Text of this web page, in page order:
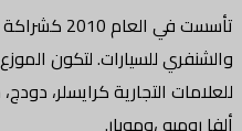
تأسست في
والشنفري للسيارات. لتكون
للعلامات التجارية كرايسلر،
ألفا روميو ،وموبار.